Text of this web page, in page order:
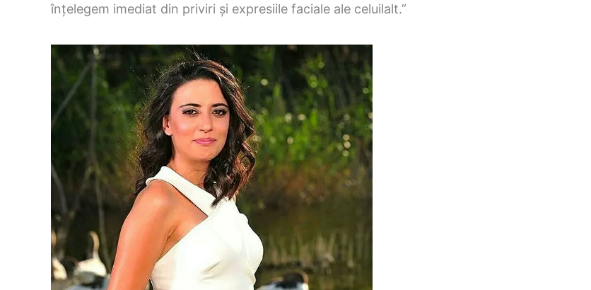
înțelegem imediat din priviri și expresiile faciale ale celuilalt.”